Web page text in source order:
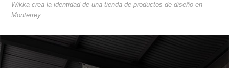
Wikka crea la identidad de una tienda de productos de diseño en
Monterrey